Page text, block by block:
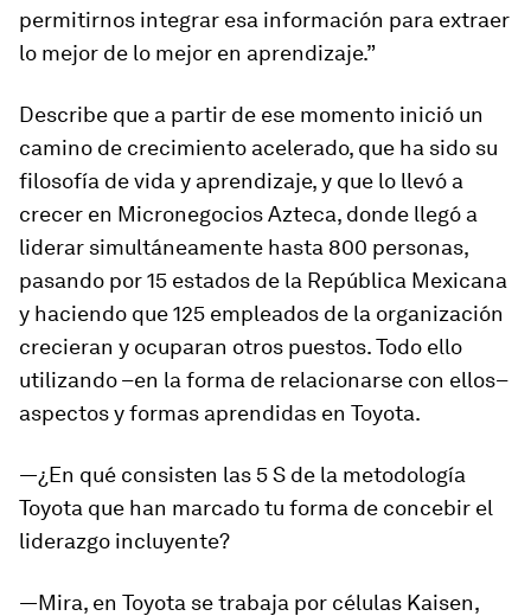
permitirnos integrar esa información para extraer
lo mejor de lo mejor en aprendizaje.”
Describe que a partir de ese momento inició un
camino de crecimiento acelerado, que ha sido su
filosofía de vida y aprendizaje, y que lo llevó a
crecer en Micronegocios Azteca, donde llegó a
liderar simultáneamente hasta 800 personas,
pasando por 15 estados de la República Mexicana
y haciendo que 125 empleados de la organización
crecieran y ocuparan otros puestos. Todo ello
utilizando –en la forma de relacionarse con ellos–
aspectos y formas aprendidas en Toyota.
—¿En qué consisten las 5 S de la metodología
Toyota que han marcado tu forma de concebir el
liderazgo incluyente?
—Mira, en Toyota se trabaja por células Kaisen,